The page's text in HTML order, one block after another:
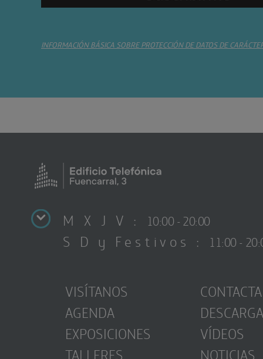
INFORMACIÓN BÁSICA SOBRE PROTECCIÓN DE DATOS DE
M X J V : 10:00 - 20:00
S D y Festivos : 11:00 -
VISÍTANOS
AGENDA
EXPOSICIONES
TALLERES
CONTACTA
VÍDEOS
NOTICIAS